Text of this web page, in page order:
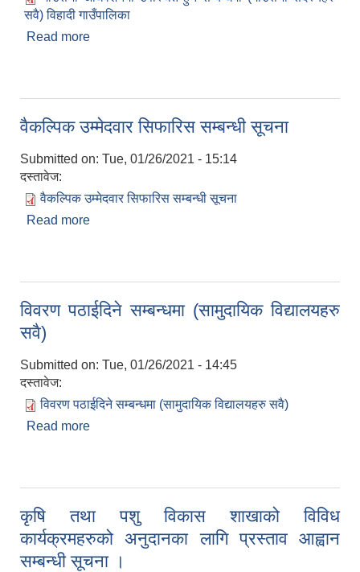
सवै) विहादी गाउँपालिका
Read more
वैकल्पिक उम्मेदवार सिफारिस सम्बन्धी सूचना
Submitted on: Tue, 01/26/2021 - 15:14
दस्तावेज:
वैकल्पिक उम्मेदवार सिफारिस सम्बन्धी सूचना
Read more
विवरण पठाईदिने सम्बन्धमा (सामुदायिक विद्यालयहरु
सवै)
Submitted on: Tue, 01/26/2021 - 14:45
दस्तावेज:
विवरण पठाईदिने सम्बन्धमा (सामुदायिक विद्यालयहरु सवै)
Read more
कृषि तथा पशु विकास शाखाको विविध
कार्यक्रमहरुको अनुदानका लागि प्रस्ताव आह्वान
सम्बन्धी सूचना ।